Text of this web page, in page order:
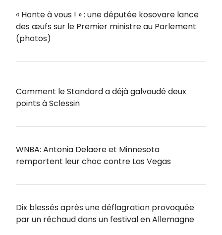
« Honte à vous ! » : une députée kosovare lance
des œufs sur le Premier ministre au Parlement
(photos)
Comment le Standard a déjà galvaudé deux
points à Sclessin
WNBA: Antonia Delaere et Minnesota
remportent leur choc contre Las Vegas
Dix blessés après une déflagration provoquée
par un réchaud dans un festival en Allemagne